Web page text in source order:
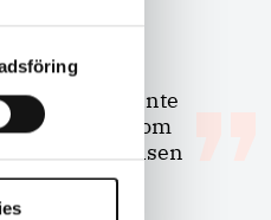
juli 2026
Det är inte
som
polisen